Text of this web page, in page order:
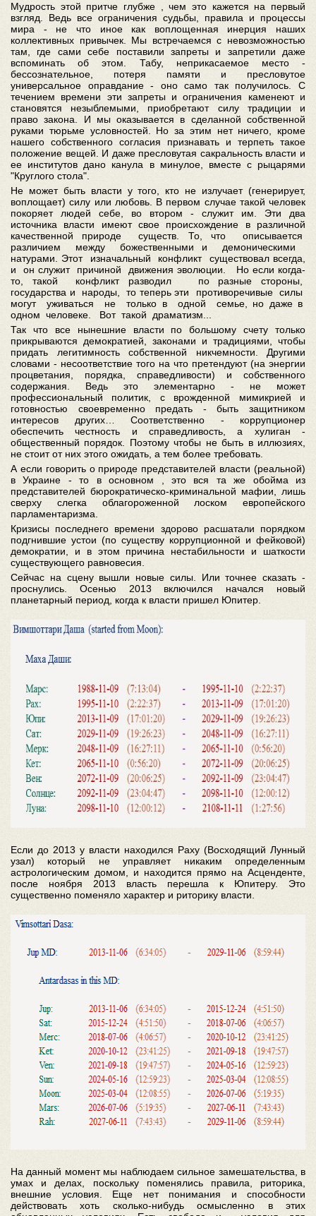
Мудрость этой притче глубже , чем это кажется на первый
взгляд. Ведь все ограничения судьбы, правила и процессы
мира - не что иное как воплощенная инерция наших
коллективных привычек. Мы встречаемся с невозможностью
там, где сами себе поставили запреты и запретили даже
вспоминать об этом. Табу, неприкасаемое место -
бессознательное, потеря памяти и пресловутое
универсальное оправдание - оно само так получилось. С
течением времени эти запреты и ограничения каменеют и
становятся незыблемыми, приобретают силу традиции и
право закона. И мы оказывается в сделанной собственной
руками тюрьме условностей. Но за этим нет ничего, кроме
нашего собственного согласия признавать и терпеть такое
положение вещей. И даже пресловутая сакральность власти и
ее институтов дано канула в минулое, вместе с рыцарями
"Круглого стола".
Не может быть власти у того, кто не излучает (генерирует,
воплощает) силу или любовь. В первом случае такой человек
покоряет людей себе, во втором - служит им. Эти два
источника власти имеют свое происхождение в различной
качественной природе существ. То, что описывается
различием между божественными и демоническими
натурами. Этот изначальный конфликт существовал всегда,
и он служит причиной движения эволюции. Но если когда-
то, такой конфликт разводил по разные стороны,
государства и народы, то теперь эти противоречивые силы
могут уживаться не только в одной семье, но даже в
одном человеке. Вот такой драматизм...
Так что все нынешние власти по большому счету только
прикрываются демократией, законами и традициями, чтобы
придать легитимность собственной никчемности. Другими
словами - несоответствие того на что претендуют (на энергии
процветания, порядка, справедливости) и собственного
содержания. Ведь это элементарно - не может
профессиональный политик, с врожденной мимикрией и
готовностью своевременно предать - быть защитником
интересов других… Соответственно - коррупционер
обеспечить честность и справедливость, а хулиган -
общественный порядок. Поэтому чтобы не быть в иллюзиях,
не стоит от них этого ожидать, а тем более требовать.
А если говорить о природе представителей власти (реальной)
в Украине - то в основном , это вся та же обойма из
представителей бюрократическо-криминальной мафии, лишь
сверху слегка облагороженной лоском европейского
парламентаризма.
Кризисы последнего времени здорово расшатали порядком
подгнившие устои (по существу коррупционной и фейковой)
демократии, и в этом причина нестабильности и шаткости
существующего равновесия.
Сейчас на сцену вышли новые силы. Или точнее сказать -
проснулись. Осенью 2013 включился начался новый
планетарный период, когда к власти пришел Юпитер.
Если до 2013 у власти находился Раху (Восходящий Лунный
узал) который не управляет никаким определенным
астрологическим домом, и находится прямо на Асценденте,
после ноября 2013 власть перешла к Юпитеру. Это
существенно поменяло характер и риторику власти.
На данный момент мы наблюдаем сильное замешательства, в
умах и делах, поскольку поменялись правила, риторика,
внешние условия. Еще нет понимания и способности
действовать хоть сколько-нибудь осмысленно в этих